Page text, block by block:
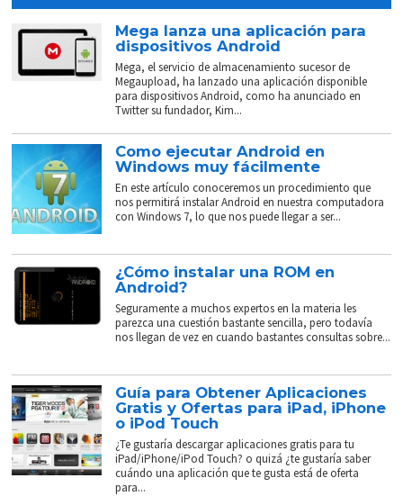
Mega lanza una aplicación para
dispositivos Android
Mega, el servicio de almacenamiento sucesor de
Megaupload, ha lanzado una aplicación disponible
para dispositivos Android, como ha anunciado en
Twitter su fundador, Kim...
Como ejecutar Android en
Windows muy fácilmente
En este artículo conoceremos un procedimiento que
nos permitirá instalar Android en nuestra computadora
con Windows 7, lo que nos puede llegar a ser...
¿Cómo instalar una ROM en
Android?
Seguramente a muchos expertos en la materia les
parezca una cuestión bastante sencilla, pero todavía
nos llegan de vez en cuando bastantes consultas sobre...
Guía para Obtener Aplicaciones
Gratis y Ofertas para iPad, iPhone
o iPod Touch
¿Te gustaría descargar aplicaciones gratis para tu
iPad/iPhone/iPod Touch? o quizá ¿te gustaría saber
cuándo una aplicación que te gusta está de oferta
para...